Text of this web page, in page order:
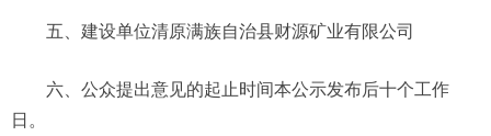
五、建设单位清原满族自治县财源矿业有限公司
六、公众提出意见的起止时间本公示发布后十个工作
日。